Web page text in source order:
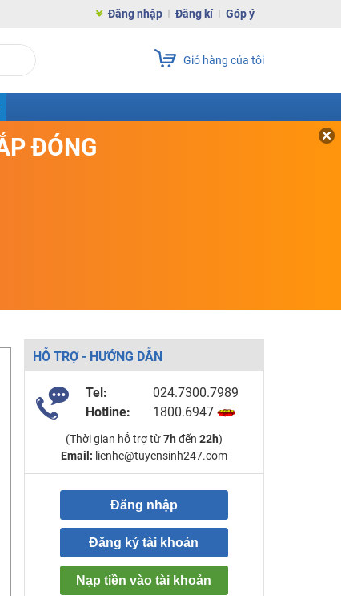
Đăng nhập Đăng kí Góp ý
Giỏ hàng của tôi
ĐÓNG
HỖ TRỢ - HƯỚNG DẪN
Tel:
024.7300.7989
Hotline:
1800.6947
(Thời gian hỗ trợ từ7h đến 22h)
Email: lienhe@tuyensinh247.com
Đăng nhập
Đăng ký tài khoản
Nạp tiền vào tài khoản